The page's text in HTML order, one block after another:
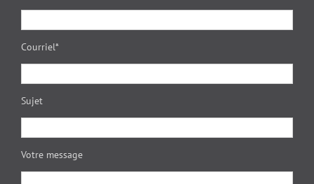
Courriel*
Sujet
Votre message